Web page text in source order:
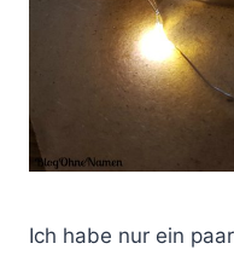
Ich habe nur ein